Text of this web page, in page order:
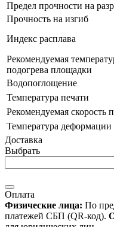
Предел прочности на
Прочность на изгиб
Индекс расплава
Рекомендуемая
подогрева площадки
Водопоглощение
Температура печати
Рекомендуемая скорость
Температура деформации
Доставка
Выбрать
Оплата
Физические лица: По
платежей СБП (QR-код).